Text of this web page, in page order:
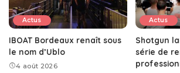
Actus
IBOAT Bordeaux renaît sous
le nom d’Ublo
4 août 2026
Actus
Shotgun
série de